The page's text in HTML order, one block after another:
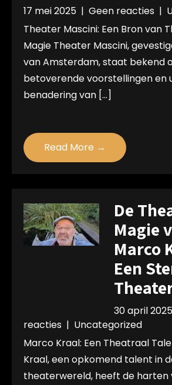
17 mei 2025 | Geen reacties |
Theater Mascini: Een Bron van
Magie Theater Mascini,
van Amsterdam, staat bekend
betoverende voorstellingen en
benadering van […]
Read More →
De
Magie
Marco
Een
30 april 2025
reacties | Uncategorized
Marco Kraal: Een Theatraal
Kraal, een opkomend talent in
theaterwereld, heeft de harten